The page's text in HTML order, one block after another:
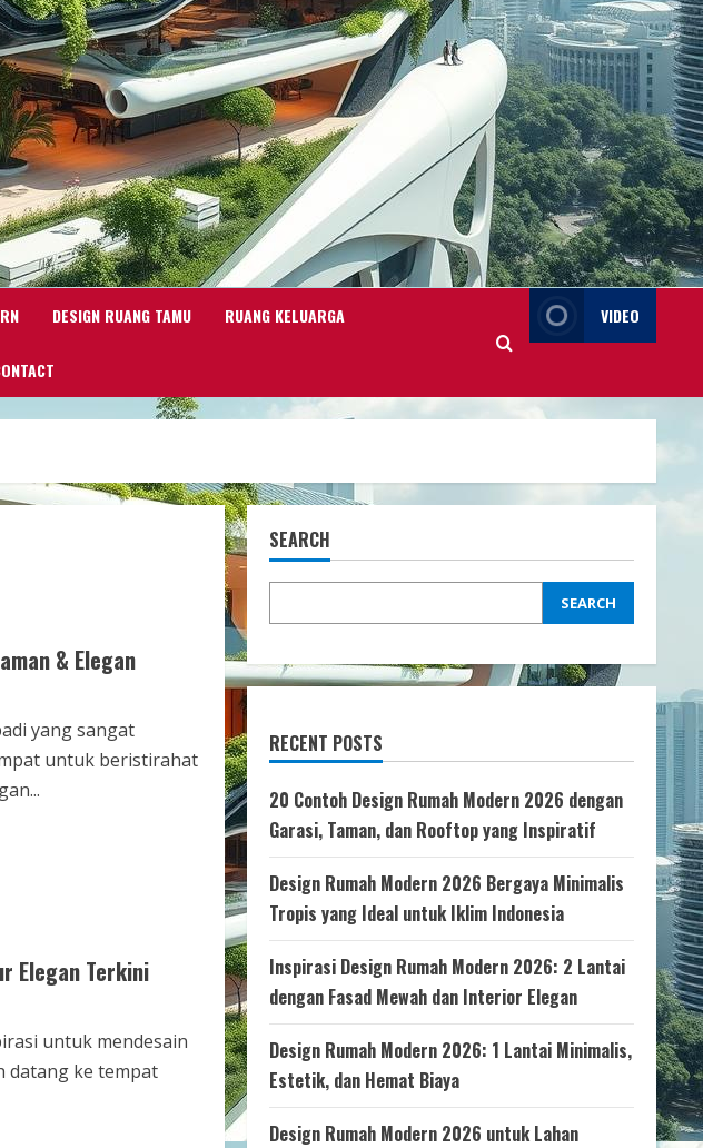
DESIGN RUANG TAMU RUANG KELUARGA VIDEO
& Elegan
yang sangat
untuk beristirahat
Elegan Terkini
untuk mendesain
datang ke tempat
SEARCH
SEARCH
RECENT POSTS
20 Contoh Design Rumah Modern 2026 dengan
Garasi, Taman, dan Rooftop yang Inspiratif
Design Rumah Modern 2026 Bergaya Minimalis
Tropis yang Ideal untuk Iklim Indonesia
Inspirasi Design Rumah Modern 2026: 2 Lantai
dengan Fasad Mewah dan Interior Elegan
Design Rumah Modern 2026: 1 Lantai Minimalis,
Estetik, dan Hemat Biaya
Design Rumah Modern 2026 untuk Lahan